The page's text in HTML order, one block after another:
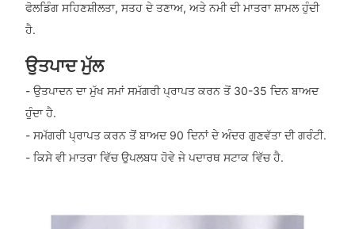
ਫੋਲਡਿੰਗ ਸਹਿਣਸ਼ੀਲਤਾ, ਸਤਹ ਦੇ ਤਣਾਅ, ਅਤੇ ਨਮੀ ਦੀ ਮਾਤਰਾ ਸ਼ਾਮਲ ਹੁੰਦੀ
ਹੈ.
ਉਤਪਾਦ ਮੁੱਲ
- ਉਤਪਾਦਨ ਦਾ ਮੁੱਖ ਸਮਾਂ ਸਮੱਗਰੀ ਪ੍ਰਾਪਤ ਕਰਨ ਤੋਂ 30-35 ਦਿਨ ਬਾਅਦ
ਹੁੰਦਾ ਹੈ.
- ਸਮੱਗਰੀ ਪ੍ਰਾਪਤ ਕਰਨ ਤੋਂ ਬਾਅਦ 90 ਦਿਨਾਂ ਦੇ ਅੰਦਰ ਗੁਣਵੱਤਾ ਦੀ ਗਰੰਟੀ.
- ਕਿਸੇ ਵੀ ਮਾਤਰਾ ਵਿੱਚ ਉਪਲਬਧ ਹੋਵੇ ਜੇ ਪਦਾਰਥ ਸਟਾਕ ਵਿੱਚ ਹੈ.